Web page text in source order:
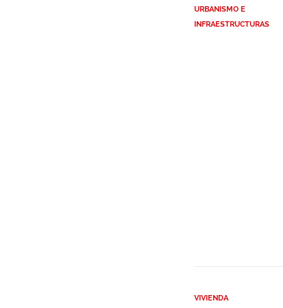
URBANISMO E
INFRAESTRUCTURAS
VIVIENDA